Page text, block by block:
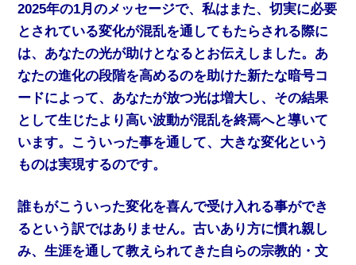
2025年の1月のメッセージで、私はまた、切実に必要
とされている変化が混乱を通してもたらされる際に
は、あなたの光が助けとなるとお伝えしました。あ
なたの進化の段階を高めるのを助けた新たな暗号コ
ードによって、あなたが放つ光は増大し、その結果
として生じたより高い波動が混乱を終焉へと導いて
います。こういった事を通して、大きな変化という
ものは実現するのです。
誰もがこういった変化を喜んで受け入れる事ができ
るという訳ではありません。古いあり方に慣れ親し
み、生涯を通して教えられてきた自らの宗教的・文